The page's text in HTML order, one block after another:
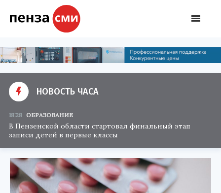
НОВОСТЬ ЧАСА
18:28 ОБРАЗОВАНИЕ
В Пензенской области стартовал финальный этап
записи детей в первые классы